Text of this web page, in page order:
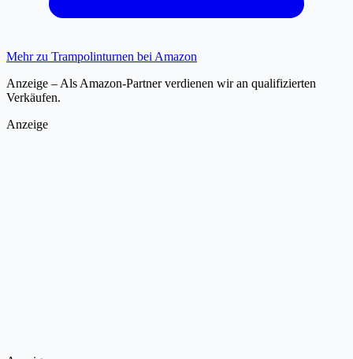
Mehr zu Trampolinturnen bei Amazon
Anzeige – Als Amazon-Partner verdienen wir an qualifizierten
Verkäufen.
Anzeige